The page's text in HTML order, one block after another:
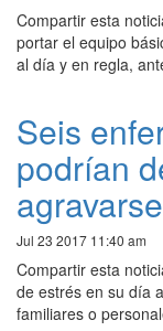
Compartir esta
portar el equipo
al día y en regla,
Seis
podrían
Jul 23 2017 11:40 am
Compartir esta
de estrés en su día
familiares o